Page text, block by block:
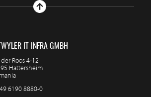
IT INFRA GMBH
Roos 4-12
Hattersheim
6190 8880-0